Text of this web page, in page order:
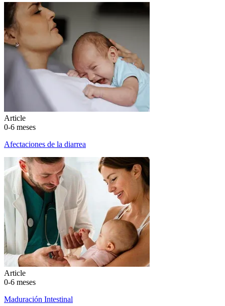
Article
0-6 meses
Afectaciones de la diarrea
Article
0-6 meses
Maduración Intestinal